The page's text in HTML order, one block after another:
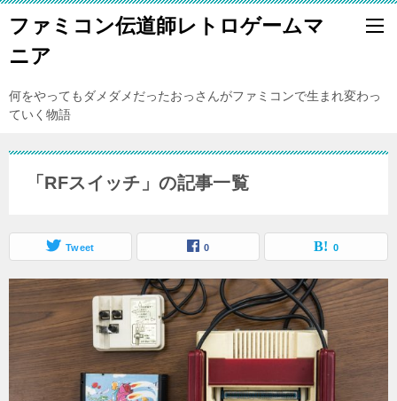
ファミコン伝道師レトロゲームマ
ニア
何をやってもダメダメだったおっさんがファミコンで生まれ変わっ
ていく物語
「RFスイッチ」の記事一覧
Tweet 0 0